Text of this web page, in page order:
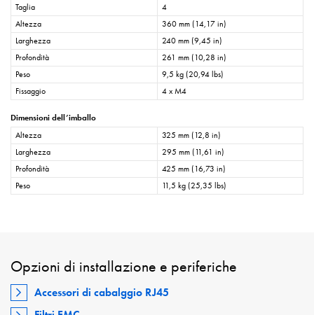
Taglia
4
Altezza
360 mm (14,17 in)
Larghezza
240 mm (9,45 in)
Profondità
261 mm (10,28 in)
Peso
9,5 kg (20,94 lbs)
Fissaggio
4 x M4
Dimensioni dell’imballo
Altezza
325 mm (12,8 in)
Larghezza
295 mm (11,61 in)
Profondità
425 mm (16,73 in)
Peso
11,5 kg (25,35 lbs)
Opzioni di installazione e periferiche
Accessori di cabalggio RJ45